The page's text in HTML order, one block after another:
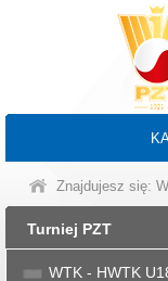
Znajdujesz się:
Turniej PZT
WTK - HWTK